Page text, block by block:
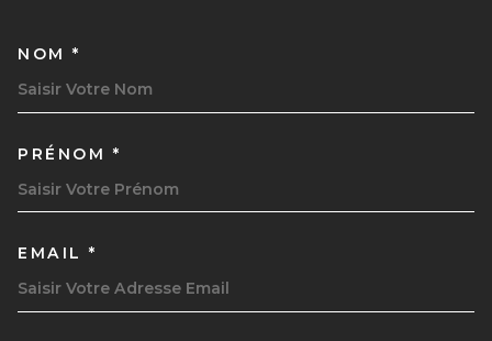
NOM *
PRÉNOM *
EMAIL *